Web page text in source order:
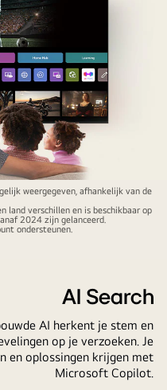
weergegeven, afhankelijk van de
land verschillen en is beschikbaar op
2024 zijn gelanceerd.
ondersteunen.
AI Search
AI herkent je stem en
op je verzoeken. Je
en oplossingen krijgen met
Microsoft Copilot.